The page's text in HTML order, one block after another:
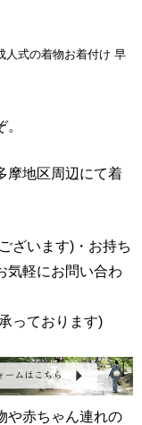
人式の着物お着付け 早
摩地区周辺にて着
ざいます)・お持ち
気軽にお問い合わ
っております)
や赤ちゃん連れの